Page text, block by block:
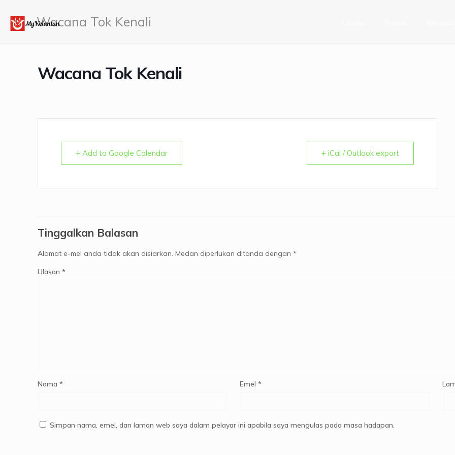
Wacana Tok Kenali
Wacana Tok Kenali
+ Add to Google Calendar + iCal / Outlook export
Tinggalkan Balasan
Alamat e-mel anda tidak akan disiarkan. Medan diperlukan ditanda dengan *
Ulasan *
Nama * Emel*
Simpan nama, emel, dan laman web saya dalam pelayar ini apabila saya mengulas pada masa hadapan.